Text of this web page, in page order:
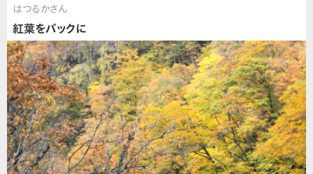
はつるかさん
紅葉をバックに